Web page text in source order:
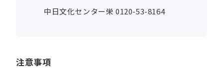
中日文化センター栄 0120-53-8164
注意事項